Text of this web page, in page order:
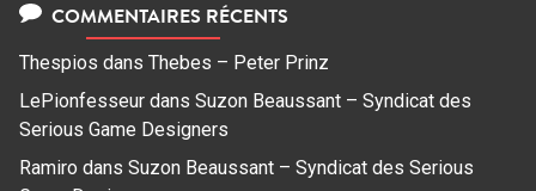
COMMENTAIRES RÉCENTS
Thespios dans Thebes – Peter Prinz
LePionfesseur dans Suzon Beaussant – Syndicat des
Serious Game Designers
Ramiro dans Suzon Beaussant – Syndicat des Serious